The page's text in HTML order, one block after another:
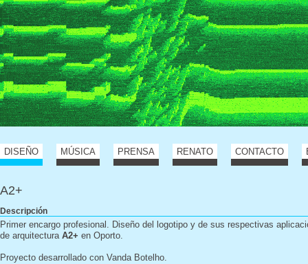
DISEÑO MÚSICA PRENSA RENATO CONTACTO
A2+
Descripción
Primer encargo profesional. Diseño del logotipo y de sus respectivas
de arquitectura A2+ en Oporto.
Proyecto desarrollado con Vanda Botelho.